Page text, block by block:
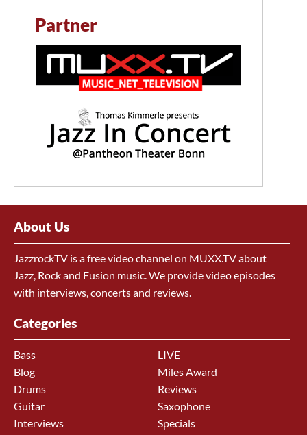
Partner
About Us
JazzrockTV is a free video channel on MUXX.TV about
Jazz, Rock and Fusion music. We provide video episodes
with interviews, concerts and reviews.
Categories
Bass
Blog
Drums
Guitar
Interviews
LIVE
Miles Award
Reviews
Saxophone
Specials